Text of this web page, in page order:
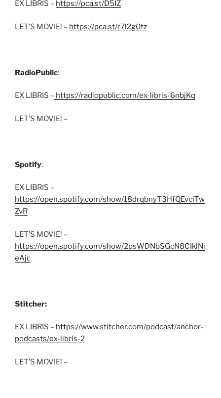
EX LIBRIS – https://pca.st/D5IZ
LET’S MOVIE! – https://pca.st/r7l2g0tz
RadioPublic:
EX LIBRIS – https://radiopublic.com/ex-libris-6nbjKq
LET’S MOVIE! –
Spotify:
EX LIBRIS –
https://open.spotify.com/show/18drqbnyT3HfQEvciTw
ZvR
LET’S MOVIE! –
https://open.spotify.com/show/2psWDNbSGcN8CIklNi
eAjc
Stitcher:
EX LIBRIS – https://www.stitcher.com/podcast/anchor-
podcasts/ex-libris-2
LET’S MOVIE! –